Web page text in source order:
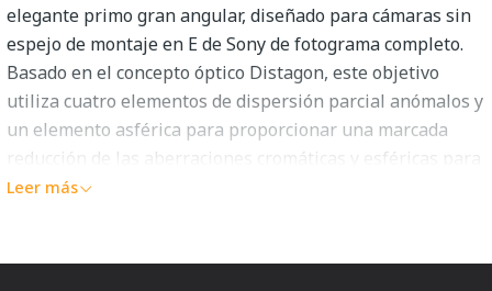
elegante primo gran angular, diseñado para cámaras sin
espejo de montaje en E de Sony de fotograma completo.
Basado en el concepto óptico Distagon, este objetivo
utiliza cuatro elementos de dispersión parcial anómalos y
un elemento asférica para proporcionar una marcada
reducción de las aberraciones cromáticas y esféricas para
mejorar la reproducción del color, la nitidez y la claridad.
ZEISS T* mejorado para beneficiar el trabajo en
Leer más